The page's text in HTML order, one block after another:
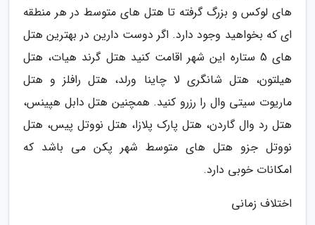
های لوکس و بزرگ گرفته تا هتل های متوسط در هر منطقه
ای که بخواهید وجود دارد. اگر دوست دارین در بهترین هتل
های 5 ستاره این شهر اقامت کنید هتل گرند هیات، هتل
هیلتون، هتل شانگری لا چاینا ورلد، هتل رافلز و هتل
ماریوت سیتی وال را رزرو کنید. همچنین هتل دابل هپینس،
هتل رد وال گاردن، هتل پارک پلازا، هتل نووتل پیس، هتل
نووتل جزو هتل های متوسط شهر پکن می باشد که
امکانات خوبی دارد.
اختلاف زمانی